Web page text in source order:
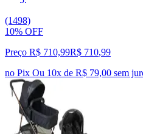
(1498)
10% OFF
Preço R$ 710,99R$ 710,99
no Pix Ou 10x de R$ 79,00 sem